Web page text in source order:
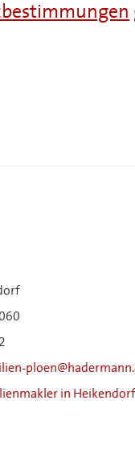
in Heikendorf